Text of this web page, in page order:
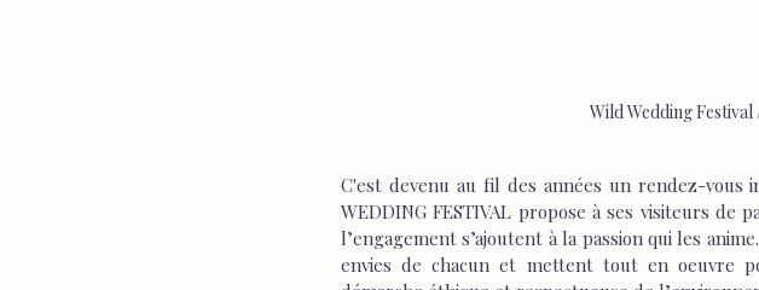
Wild Wedding
C'est devenu au fil des années un rendez-vous
WEDDING FESTIVAL propose à ses visiteurs
l’engagement s’ajoutent à la passion qui les
envies de chacun et mettent tout en oeuvre